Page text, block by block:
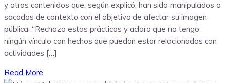
y otros contenidos que, según explicó, han sido manipulados o
sacados de contexto con el objetivo de afectar su imagen
pública. “Rechazo estas prácticas y aclaro que no tengo
ningún vínculo con hechos que puedan estar relacionados con
actividades […]
Read More